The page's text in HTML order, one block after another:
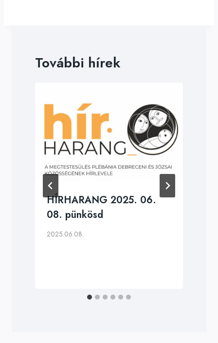
További hírek
HÍRHARANG 2025. 06.
08. pünkösd
2025.06.08.